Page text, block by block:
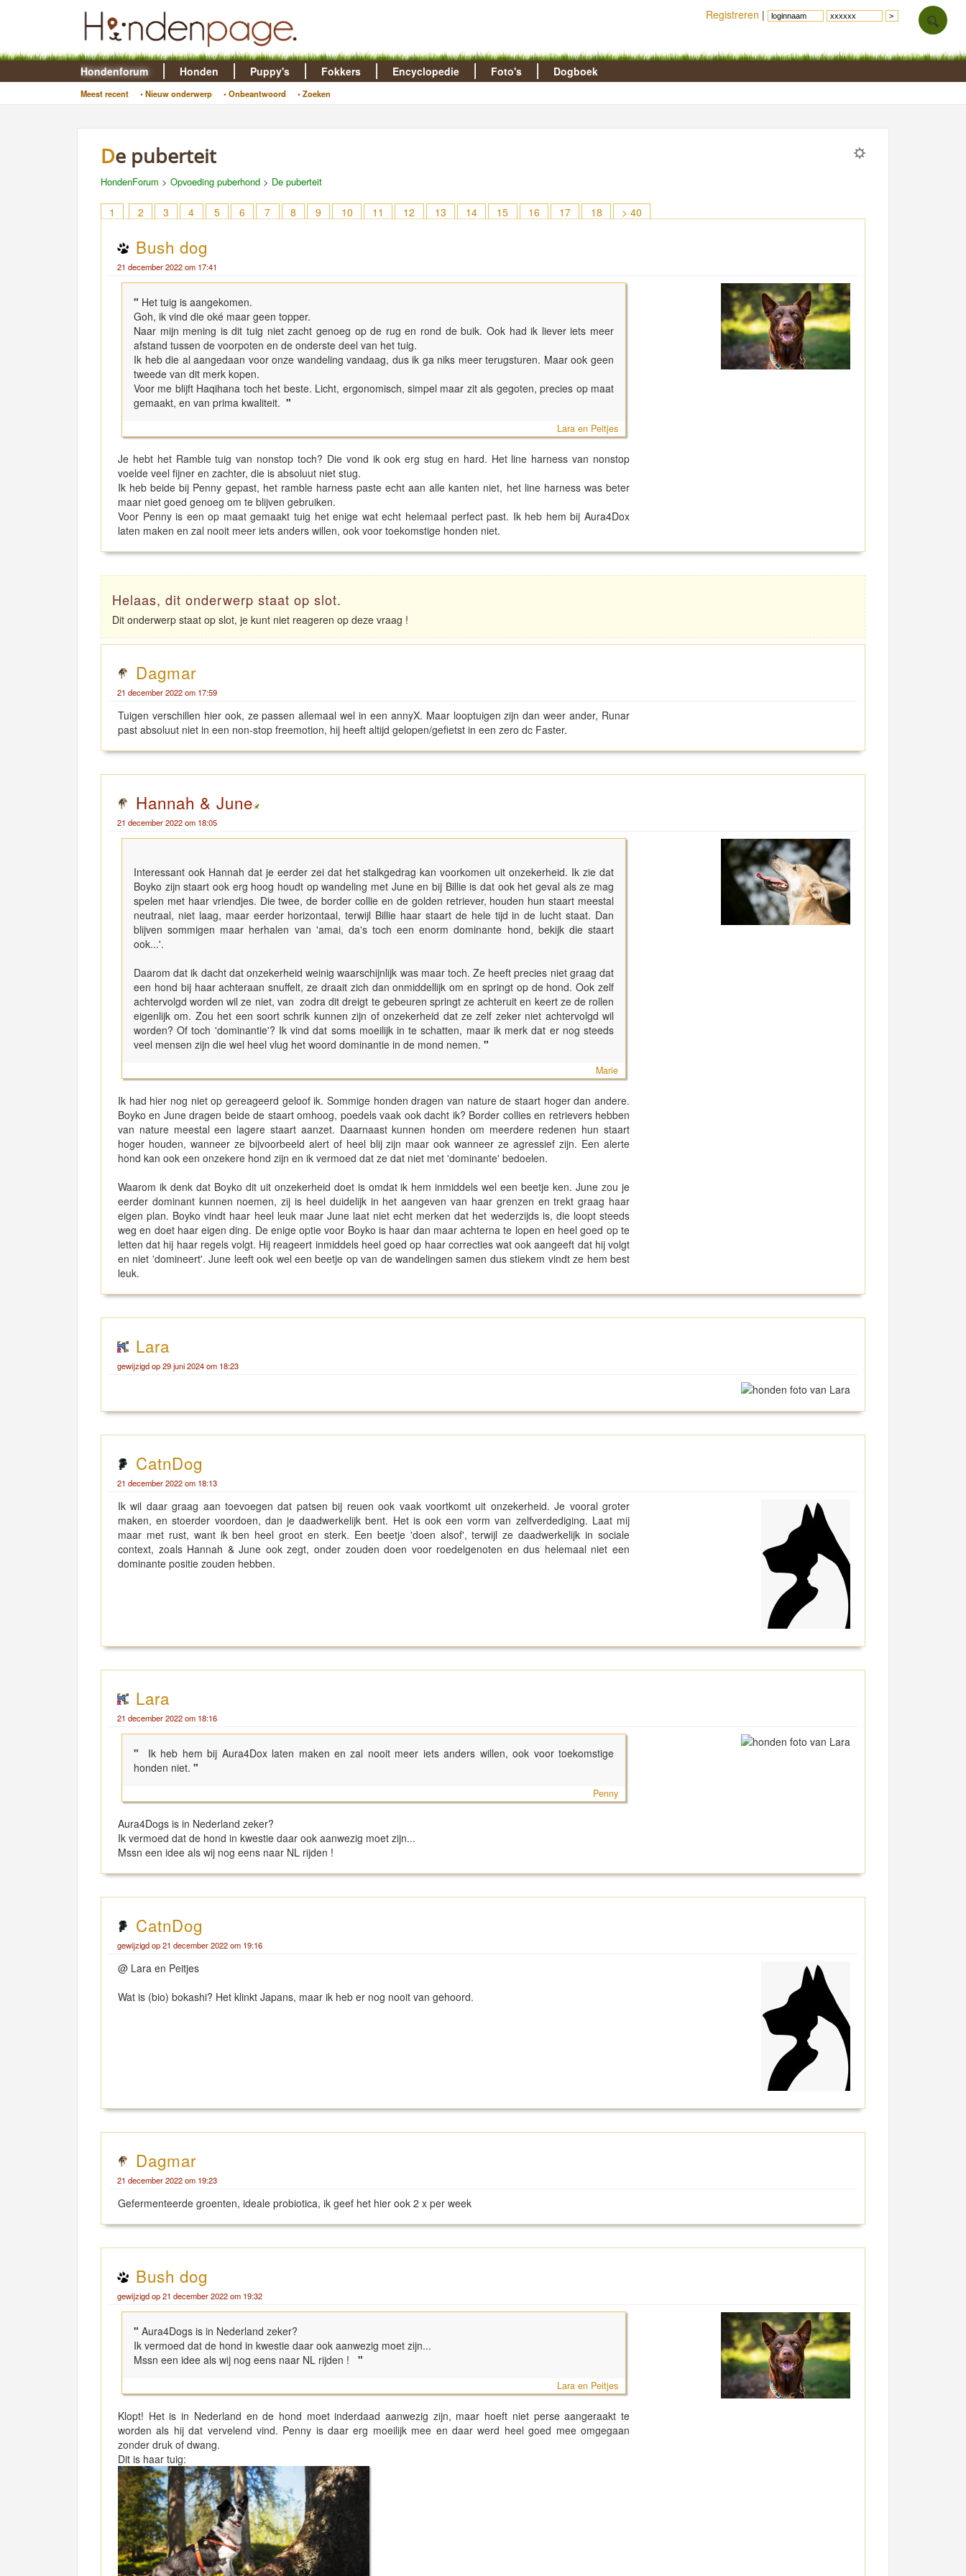
Hondenforum
Meest recent • Nieuw onderwerp • Onbeantwoord • Zoeken
Honden Puppy's Fokkers Encyclopedie Foto's Dogboek
De puberteit
HondenForum > Opvoeding puberhond > De puberteit
1 2 3 4 5 6 7 8 9 10 11 12 13 14 15 16 17 18 > 40
Bush dog
21 december 2022 om 17:41
" Het tuig is aangekomen.
Goh, ik vind die oké maar geen topper.
Naar mijn mening is dit tuig niet zacht genoeg op de rug en rond de buik. Ook had ik liever iets meer
afstand tussen de voorpoten en de onderste deel van het tuig.
Ik heb die al aangedaan voor onze wandeling vandaag, dus ik ga niks meer terugsturen. Maar ook geen
tweede van dit merk kopen.
Voor me blijft Haqihana toch het beste. Licht, ergonomisch, simpel maar zit als gegoten, precies op maat
gemaakt, en van prima kwaliteit. "
Lara en Peitjes
Je hebt het Ramble tuig van nonstop toch? Die vond ik ook erg stug en hard. Het line harness van nonstop
voelde veel fijner en zachter, die is absoluut niet stug.
Ik heb beide bij Penny gepast, het ramble harness paste echt aan alle kanten niet, het line harness was beter
maar niet goed genoeg om te blijven gebruiken.
Voor Penny is een op maat gemaakt tuig het enige wat echt helemaal perfect past. Ik heb hem bij Aura4Dox
laten maken en zal nooit meer iets anders willen, ook voor toekomstige honden niet.
Helaas, dit onderwerp staat op slot.
Dit onderwerp staat op slot, je kunt niet reageren op deze vraag !
Dagmar
21 december 2022 om 17:59
Tuigen verschillen hier ook, ze passen allemaal wel in een annyX. Maar looptuigen zijn dan weer ander, Runar
past absoluut niet in een non-stop freemotion, hij heeft altijd gelopen/gefietst in een zero dc Faster.
Hannah & June
21 december 2022 om 18:05
Interessant ook Hannah dat je eerder zei dat het stalkgedrag kan voorkomen uit onzekerheid. Ik zie dat
Boyko zijn staart ook erg hoog houdt op wandeling met June en bij Billie is dat ook het geval als ze mag
spelen met haar vriendjes. Die twee, de border collie en de golden retriever, houden hun staart meestal
neutraal, niet laag, maar eerder horizontaal, terwijl Billie haar staart de hele tijd in de lucht staat. Dan
blijven sommigen maar herhalen van 'amai, da's toch een enorm dominante hond, bekijk die staart
ook...'.
Daarom dat ik dacht dat onzekerheid weinig waarschijnlijk was maar toch. Ze heeft precies niet graag dat
een hond bij haar achteraan snuffelt, ze draait zich dan onmiddellijk om en springt op de hond. Ook zelf
achtervolgd worden wil ze niet, van zodra dit dreigt te gebeuren springt ze achteruit en keert ze de rollen
eigenlijk om. Zou het een soort schrik kunnen zijn of onzekerheid dat ze zelf zeker niet achtervolgd wil
worden? Of toch 'dominantie'? Ik vind dat soms moeilijk in te schatten, maar ik merk dat er nog steeds
veel mensen zijn die wel heel vlug het woord dominantie in de mond nemen. "
Marie
Ik had hier nog niet op gereageerd geloof ik. Sommige honden dragen van nature de staart hoger dan andere.
Boyko en June dragen beide de staart omhoog, poedels vaak ook dacht ik? Border collies en retrievers hebben
van nature meestal een lagere staart aanzet. Daarnaast kunnen honden om meerdere redenen hun staart
hoger houden, wanneer ze bijvoorbeeld alert of heel blij zijn maar ook wanneer ze agressief zijn. Een alerte
hond kan ook een onzekere hond zijn en ik vermoed dat ze dat niet met 'dominante' bedoelen.
Waarom ik denk dat Boyko dit uit onzekerheid doet is omdat ik hem inmiddels wel een beetje ken. June zou je
eerder dominant kunnen noemen, zij is heel duidelijk in het aangeven van haar grenzen en trekt graag haar
eigen plan. Boyko vindt haar heel leuk maar June laat niet echt merken dat het wederzijds is, die loopt steeds
weg en doet haar eigen ding. De enige optie voor Boyko is haar dan maar achterna te lopen en heel goed op te
letten dat hij haar regels volgt. Hij reageert inmiddels heel goed op haar correcties wat ook aangeeft dat hij volgt
en niet 'domineert'. June leeft ook wel een beetje op van de wandelingen samen dus stiekem vindt ze hem best
leuk.
Lara
gewijzigd op 29 juni 2024 om 18:23
CatnDog
21 december 2022 om 18:13
Ik wil daar graag aan toevoegen dat patsen bij reuen ook vaak voortkomt uit onzekerheid. Je vooral groter
maken, en stoerder voordoen, dan je daadwerkelijk bent. Het is ook een vorm van zelfverdediging. Laat mij
maar met rust, want ik ben heel groot en sterk. Een beetje 'doen alsof', terwijl ze daadwerkelijk in sociale
context, zoals Hannah & June ook zegt, onder zouden doen voor roedelgenoten en dus helemaal niet een
dominante positie zouden hebben.
Lara
21 december 2022 om 18:16
"
Ik heb hem bij Aura4Dox laten maken en zal nooit meer iets anders willen, ook voor toekomstige
honden niet. "
Penny
Aura4Dogs is in Nederland zeker?
Ik vermoed dat de hond in kwestie daar ook aanwezig moet zijn...
Mssn een idee als wij nog eens naar NL rijden !
CatnDog
gewijzigd op 21 december 2022 om 19:16
@ Lara en Peitjes
Wat is (bio) bokashi? Het klinkt Japans, maar ik heb er nog nooit van gehoord.
Dagmar
21 december 2022 om 19:23
Gefermenteerde groenten, ideale probiotica, ik geef het hier ook 2 x per week
Bush dog
gewijzigd op 21 december 2022 om 19:32
" Aura4Dogs is in Nederland zeker?
Ik vermoed dat de hond in kwestie daar ook aanwezig moet zijn...
Mssn een idee als wij nog eens naar NL rijden !
"
Lara en Peitjes
Klopt! Het is in Nederland en de hond moet inderdaad aanwezig zijn, maar hoeft niet perse aangeraakt te
worden als hij dat vervelend vind. Penny is daar erg moeilijk mee en daar werd heel goed mee omgegaan
zonder druk of dwang.
Dit is haar tuig:
Registreren |